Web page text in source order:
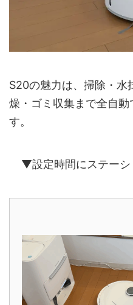
S20の魅力は、掃除・水
燥・ゴミ収集まで全自
す。
▼設定時間にステーシ